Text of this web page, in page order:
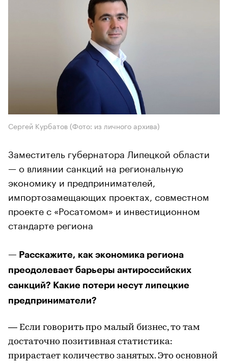
Сергей Курбатов (Фото: из личного архива)
Заместитель губернатора Липецкой области
— о влиянии санкций на региональную
экономику и предпринимателей,
импортозамещающих проектах, совместном
проекте с «Росатомом» и инвестиционном
стандарте региона
— Расскажите, как экономика региона
преодолевает барьеры антироссийских
санкций? Какие потери несут липецкие
предприниматели?
— Если говорить про малый бизнес, то там
достаточно позитивная статистика:
прирастает количество занятых. Это основной